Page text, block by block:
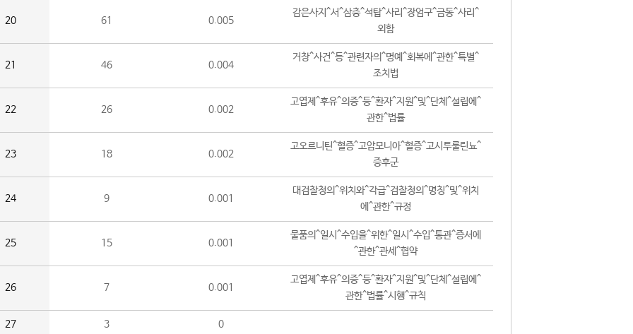
20 61 0.005
감은사지^서^삼층^석탑^사리^장엄구^금동^사리^
외함
21 46 0.004
거창^사건^등^관련자의^명예^회복에^관한^특별^
조치법
22 26 0.002
고엽제^후유^의증^등^환자^지원^및^단체^설립에^
관한^법률
23 18 0.002
고오르니틴^혈증^고암모니아^혈증^고시투룰린뇨^
증후군
24 9 0.001
대검찰청의^위치와^각급^검찰청의^명칭^및^위치
에^관한^규정
25 15 0.001
물품의^일시^수입을^위한^일시^수입^통관^증서에
^관한^관세^협약
26 7 0.001
고엽제^후유^의증^등^환자^지원^및^단체^설립에^
관한^법률^시행^규칙
27 3 0